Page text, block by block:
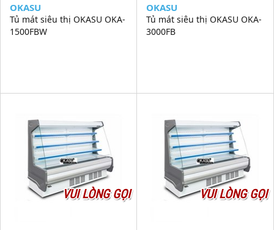
OKASU
Tủ mát siêu thị OKASU OKA-
1500FBW
OKASU
Tủ mát siêu thị OKASU OKA-
3000FB
VUI LÒNG GỌI VUI LÒNG GỌI